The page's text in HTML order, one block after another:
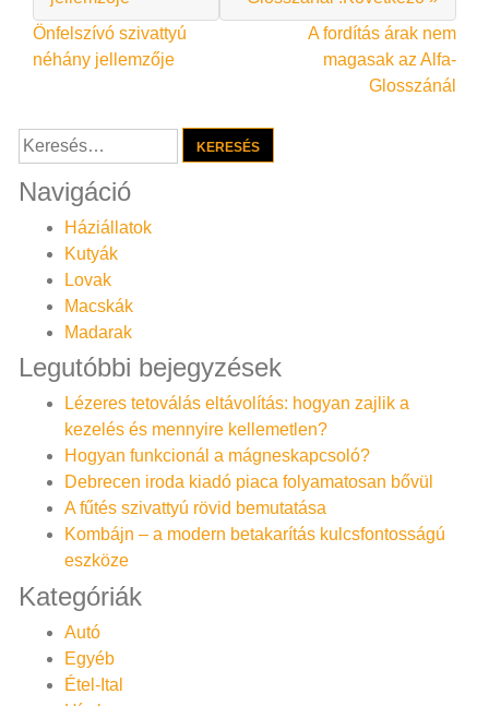
Bejegyzés
navigáció
Önfelszívó szivattyú
néhány jellemzője
A fordítás árak nem
magasak az Alfa-
Glosszánál
Keresés:
Navigáció
Háziállatok
Kutyák
Lovak
Macskák
Madarak
Legutóbbi bejegyzések
Lézeres tetoválás eltávolítás: hogyan zajlik a
kezelés és mennyire kellemetlen?
Hogyan funkcionál a mágneskapcsoló?
Debrecen iroda kiadó piaca folyamatosan bővül
A fűtés szivattyú rövid bemutatása
Kombájn – a modern betakarítás kulcsfontosságú
eszköze
Kategóriák
Autó
Egyéb
Étel-Ital